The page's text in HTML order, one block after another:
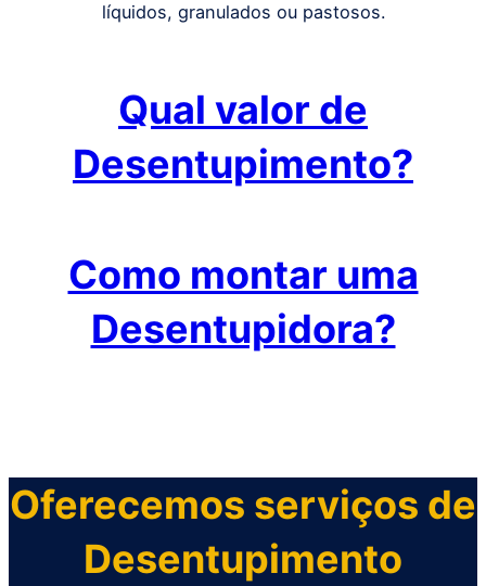
líquidos, granulados ou pastosos.
Qual valor de
Desentupimento?
Como montar uma
Desentupidora?
Oferecemos serviços de
Desentupimento